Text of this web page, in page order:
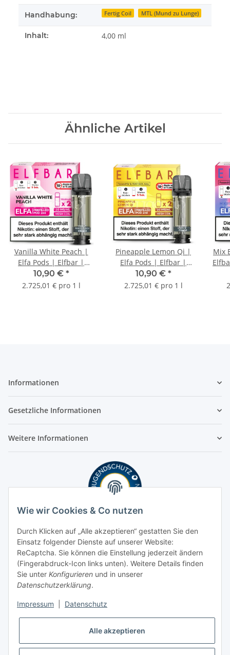
Handhabung: Fertig Coil MTL (Mund zu Lunge)
Inhalt: 4,00 ml
Ähnliche Artikel
Vanilla White Peach |
Elfa Pods | Elfbar |
20mg/ml | 2 Stk.
10,90 € *
2.725,01 € pro 1 l
Pineapple Lemon Qi |
Elfa Pods | Elfbar |
20mg/ml | 2 Stk.
10,90 € *
2.725,01 € pro 1 l
Mix
Informationen
Gesetzliche Informationen
Weitere Informationen
Wie wir Cookies & Co nutzen
Durch Klicken auf „Alle akzeptieren“ gestatten Sie den
Einsatz folgender Dienste auf unserer Website:
ReCaptcha. Sie können die Einstellung jederzeit ändern
(Fingerabdruck-Icon links unten). Weitere Details finden
Sie unter Konfigurieren und in unserer
Datenschutzerklärung.
Impressum Datenschutz
Alle akzeptieren